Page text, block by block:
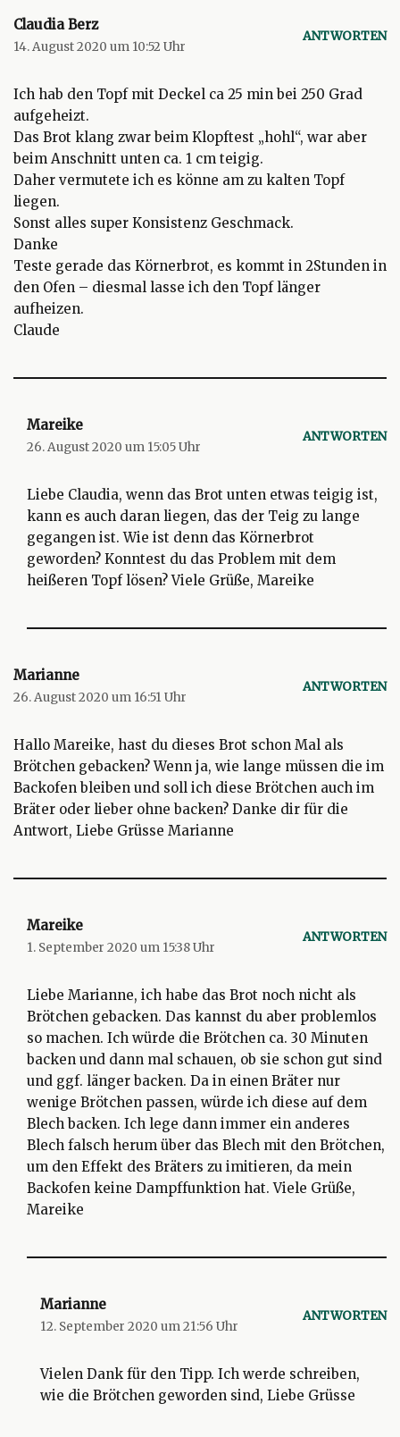
Claudia Berz
14. August 2020 um 10:52 Uhr
ANTWORTEN
Ich hab den Topf mit Deckel ca 25 min bei 250 Grad
aufgeheizt.
Das Brot klang zwar beim Klopftest „hohl“, war aber
beim Anschnitt unten ca. 1 cm teigig.
Daher vermutete ich es könne am zu kalten Topf
liegen.
Sonst alles super Konsistenz Geschmack.
Danke
Teste gerade das Körnerbrot, es kommt in 2Stunden in
den Ofen – diesmal lasse ich den Topf länger
aufheizen.
Claude
Mareike
26. August 2020 um 15:05 Uhr
ANTWORTEN
Liebe Claudia, wenn das Brot unten etwas teigig ist,
kann es auch daran liegen, das der Teig zu lange
gegangen ist. Wie ist denn das Körnerbrot
geworden? Konntest du das Problem mit dem
heißeren Topf lösen? Viele Grüße, Mareike
Marianne
26. August 2020 um 16:51 Uhr
ANTWORTEN
Hallo Mareike, hast du dieses Brot schon Mal als
Brötchen gebacken? Wenn ja, wie lange müssen die im
Backofen bleiben und soll ich diese Brötchen auch im
Bräter oder lieber ohne backen? Danke dir für die
Antwort, Liebe Grüsse Marianne
Mareike
1. September 2020 um 15:38 Uhr
ANTWORTEN
Liebe Marianne, ich habe das Brot noch nicht als
Brötchen gebacken. Das kannst du aber problemlos
so machen. Ich würde die Brötchen ca. 30 Minuten
backen und dann mal schauen, ob sie schon gut sind
und ggf. länger backen. Da in einen Bräter nur
wenige Brötchen passen, würde ich diese auf dem
Blech backen. Ich lege dann immer ein anderes
Blech falsch herum über das Blech mit den Brötchen,
um den Effekt des Bräters zu imitieren, da mein
Backofen keine Dampffunktion hat. Viele Grüße,
Mareike
Marianne
12. September 2020 um 21:56 Uhr
ANTWORTEN
Vielen Dank für den Tipp. Ich werde schreiben,
wie die Brötchen geworden sind, Liebe Grüsse